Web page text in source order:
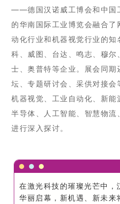
——德国汉诺威工博会和中国
的华南国际工业博览会融合了
动化行业和机器视觉行业的知
科、威图、台达、鸣志、穆尔
士、奥普特等企业。展会同
坛、专题研讨会、采供对接
机器视觉、工业自动化、新能
半导体、人工智能、智慧物流
进行深入探讨。
在激光科技的璀璨光芒中，
华丽启幕，新机遇、新未